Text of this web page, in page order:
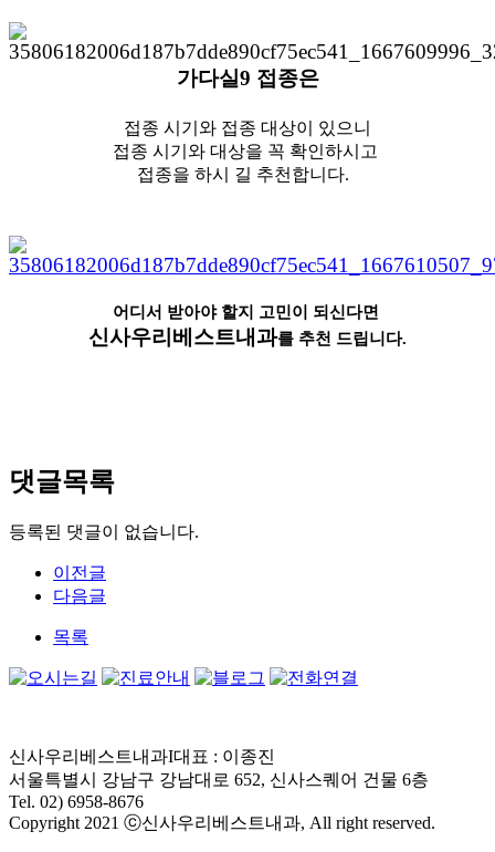
가다실9 접종은
접종 시기와 접종 대상이 있으니
접종 시기와 대상을 꼭 확인하시고
접종을 하시 길 추천합니다.
어디서 받아야 할지 고민이 되신다면
신사우리베스트내과를 추천 드립니다.
댓글목록
등록된 댓글이 없습니다.
이전글
다음글
목록
신사우리베스트내과I대표 : 이종진
서울특별시 강남구 강남대로 652, 신사스퀘어 건물 6층
Tel. 02) 6958-8676
Copyright 2021 ⓒ신사우리베스트내과, All right reserved.